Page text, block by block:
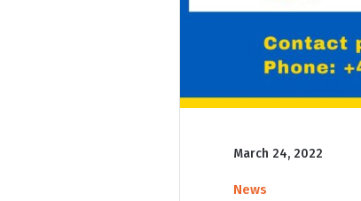
March 24, 2022
News